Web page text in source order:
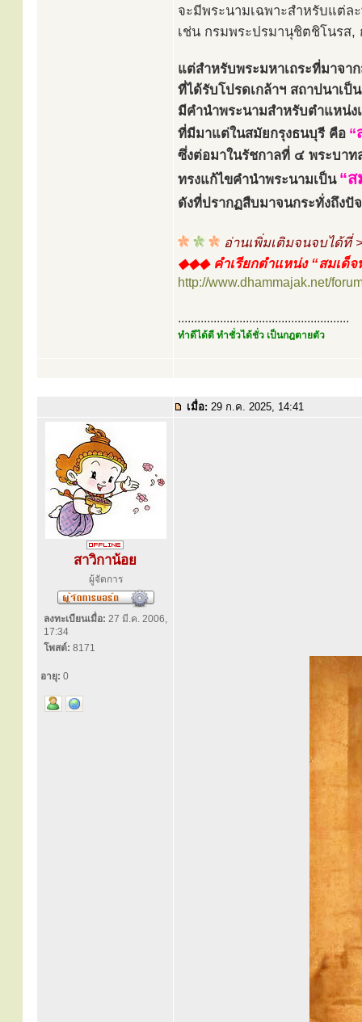
จะมีพระนามเฉพาะสำหรับแต่ล
เช่น กรมพระปรมานุชิตชิโนรส
แต่สำหรับพระมหาเถระที่มาจา
ที่ได้รับโปรดเกล้าฯ สถาปนาเป็
มีคำนำพระนามสำหรับตำแหน่
ที่มีมาแต่ในสมัยกรุงธนบุรี คือ “
ซึ่งต่อมาในรัชกาลที่ ๔ พระบาท
ทรงแก้ไขคำนำพระนามเป็น “
ดังที่ปรากฏสืบมาจนกระทั่งถึง
อ่านเพิ่มเติมจนจบได้ที่
◆◆◆ คำเรียกตำแหน่ง “สมเด็จ
http://www.dhammajak.net/
.....................................................
ทำดีได้ดี ทำชั่วได้ชั่ว เป็นกฎตายตัว
เมื่อ: 29 ก.ค. 2025, 14:41
สาวิกาน้อย
ผู้จัดการ
ลงทะเบียนเมื่อ: 27 มี.ค. 2006,
17:34
โพสต์: 8171
อายุ: 0